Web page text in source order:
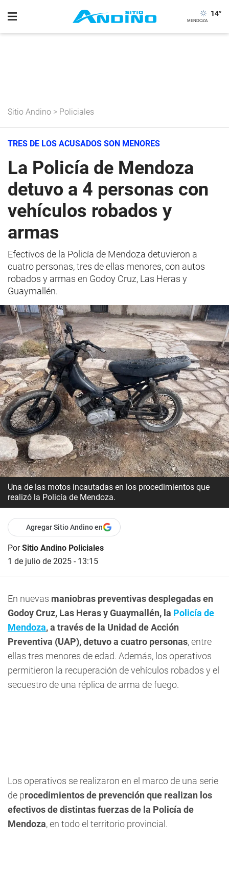
14°
Sitio Andino > Policiales
TRES DE LOS ACUSADOS SON MENORES
La Policía de Mendoza
detuvo a 4 personas con
vehículos robados y
armas
Efectivos de la Policía de Mendoza detuvieron a
cuatro personas, tres de ellas menores, con autos
robados y armas en Godoy Cruz, Las Heras y
Guaymallén.
Una de las motos incautadas en los procedimientos que
realizó la Policía de Mendoza.
Agregar Sitio Andino en
PorSitio Andino Policiales
1 de julio de 2025 - 13:15
En nuevas maniobras preventivas desplegadas en
Godoy Cruz, Las Heras y Guaymallén, la Policía de
Mendoza, a través de la Unidad de Acción
Preventiva (UAP), detuvo a cuatro personas, entre
ellas tres menores de edad. Además, los operativos
permitieron la recuperación de vehículos robados y el
secuestro de una réplica de arma de fuego.
Los operativos se realizaron en el marco de una serie
de procedimientos de prevención que realizan los
efectivos de distintas fuerzas de la Policía de
Mendoza, en todo el territorio provincial.